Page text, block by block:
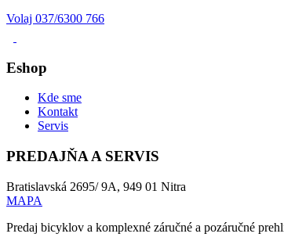
Volaj 037/6300 766
Eshop
Kde sme
Kontakt
Servis
PREDAJŇA A SERVIS
Bratislavská 2695/ 9A, 949 01 Nitra
MAPA
Predaj bicyklov a komplexné záručné a pozáručné